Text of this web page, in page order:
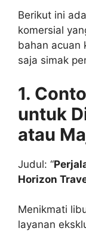
Berikut ini
komersial
bahan acuan
saja simak
1.
untuk
atau
Judul: “
Horizon
Menikmati
layanan